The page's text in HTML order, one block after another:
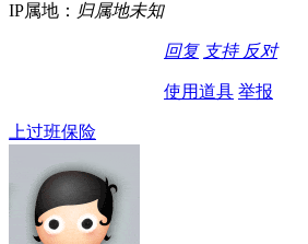
IP属地： 归属地未知
回复 支持 反对
使用道具 举报
上过班保险